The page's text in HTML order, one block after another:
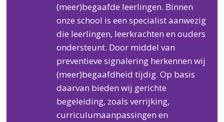
(meer)begaafde leerlingen. Binnen
onze school is een specialist aanwezig
die leerlingen, leerkrachten en ouders
ondersteunt. Door middel van
preventieve signalering herkennen wij
(meer)begaafdheid tijdig. Op basis
daarvan bieden wij gerichte
begeleiding, zoals verrijking,
curriculumaanpassingen en